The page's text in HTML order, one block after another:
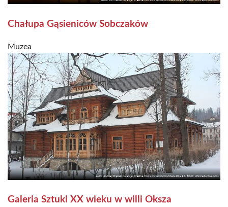
Chałupa Gąsieniców Sobczaków
Muzea
Galeria Sztuki XX wieku w willi Oksza